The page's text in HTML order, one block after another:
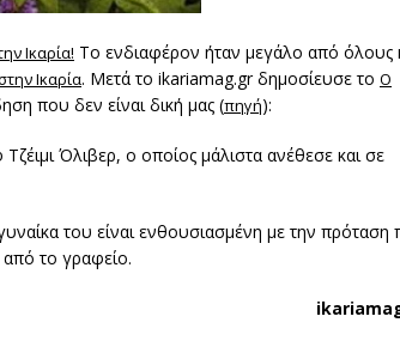
Ικαρία! Το ενδιαφέρον ήταν μεγάλο από όλους
Ικαρία. Μετά το ikariamag.gr δημοσίευσε το O
που δεν είναι δική μας (πηγή):
Όλιβερ, ο οποίος μάλιστα ανέθεσε και σε
του είναι ενθουσιασμένη με την πρόταση
από το γραφείο.